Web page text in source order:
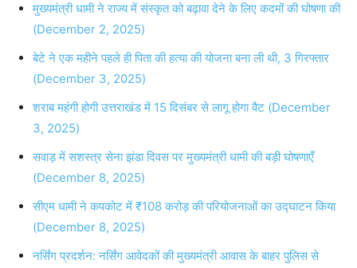
मुख्यमंत्री धामी ने राज्य में संस्कृत को बढ़ावा देने के लिए कदमों की घोषणा की
(December 2, 2025)
बेटे ने एक महीने पहले ही पिता की हत्या की योजना बना ली थी, 3 गिरफ्तार
(December 3, 2025)
शराब महंगी होगी उत्तराखंड में 15 दिसंबर से लागू होगा वैट (December
3, 2025)
सवाड़ में सशस्त्र सेना झंडा दिवस पर मुख्यमंत्री धामी की बड़ी घोषणाएँ
(December 8, 2025)
सीएम धामी ने कपकोट में ₹108 करोड़ की परियोजनाओं का उद्घाटन किया
(December 8, 2025)
नर्सिंग प्रदर्शन: नर्सिंग आवेदकों की मुख्यमंत्री आवास के बाहर पुलिस से